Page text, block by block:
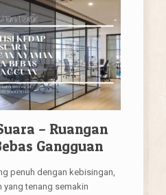
– Ruangan
Gangguan
penuh dengan kebisingan,
yang tenang semakin